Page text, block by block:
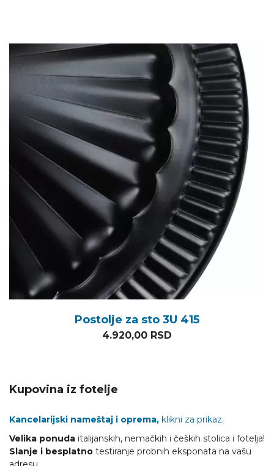
Postolje za sto 3U 415
4.920,00 RSD
Kupovina iz fotelje
Kancelarijski nameštaj i oprema, klikni za prikaz.
Velika ponuda italijanskih, nemačkih i čeških stolica i fotelja!
Slanje i besplatno testiranje probnih eksponata na vašu